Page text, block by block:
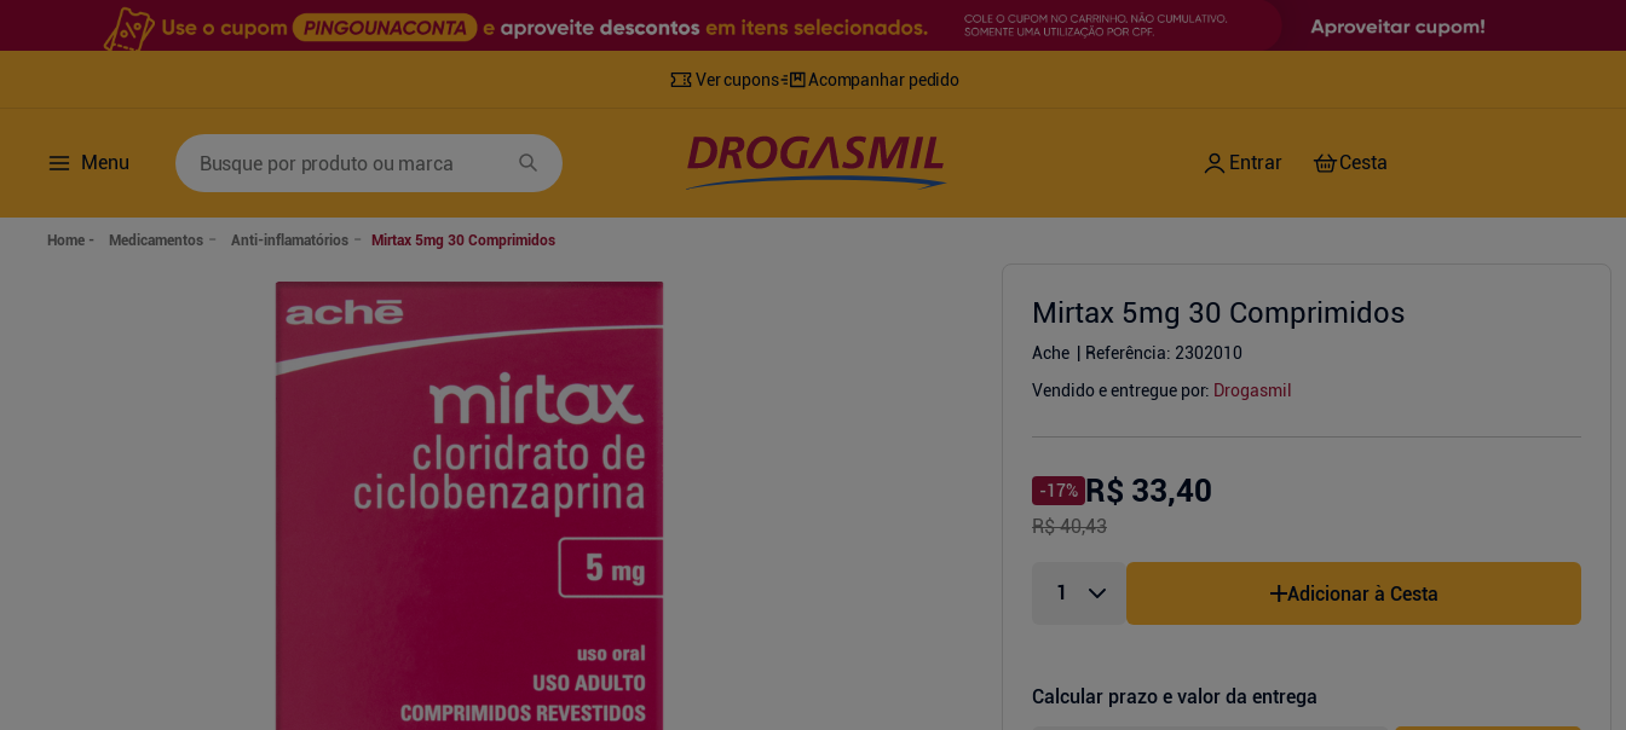
Ver cupons Acompanhar pedido
Menu
Busque por produto ou marca
Medicamentos Anti-inflamatórios Mirtax 5mg 30 Comprimidos
Mirtax 5mg 30 Comprimidos
Ache Referência: 2302010
Vendido e entregue por: Drogasmil
-17% R$ 33,40
R$ 40,43
Adicionar à Cesta
Calcular prazo e valor da entrega
Termos mais buscados
lenco umedecido
retinol
7º
8
fralda xg
shampoo